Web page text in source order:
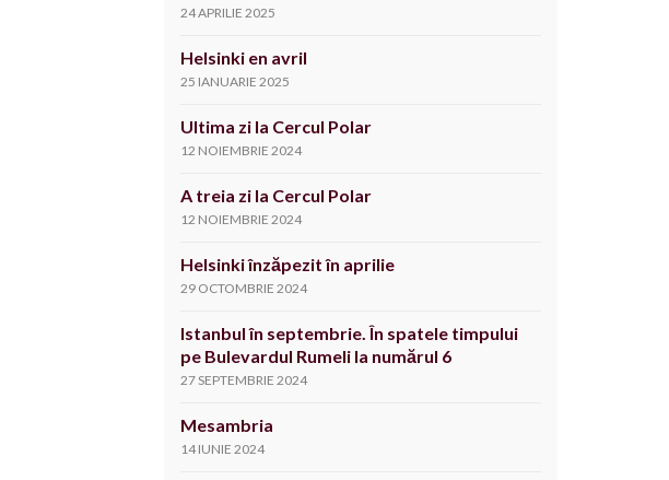
24 APRILIE 2025
Helsinki en avril
25 IANUARIE 2025
Ultima zi la Cercul Polar
12 NOIEMBRIE 2024
A treia zi la Cercul Polar
12 NOIEMBRIE 2024
Helsinki înzăpezit în aprilie
29 OCTOMBRIE 2024
Istanbul în septembrie. În spatele timpului
pe Bulevardul Rumeli la numărul 6
27 SEPTEMBRIE 2024
Mesambria
14 IUNIE 2024